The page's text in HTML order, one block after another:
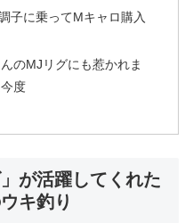
子に乗ってMキャロ購入
のMJリグにも惹かれま
度
が活躍してくれた
キ釣り